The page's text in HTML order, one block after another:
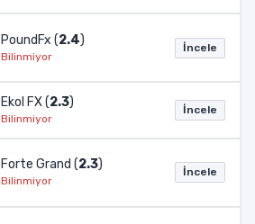
PoundFx (2.4)
Bilinmiyor
İncele
Ekol FX (2.3)
Bilinmiyor
İncele
Forte Grand (2.3)
Bilinmiyor
İncele